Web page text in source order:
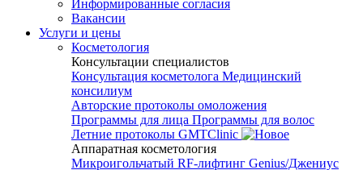
Информированные согласия
Вакансии
Услуги и цены
Косметология
Консультации специалистов
Консультация косметолога Медицинский
консилиум
Авторские протоколы омоложения
Программы для лица Программы для волос
Летние протоколы GMTClinic
Аппаратная косметология
Микроигольчатый RF-лифтинг Genius/Джениус